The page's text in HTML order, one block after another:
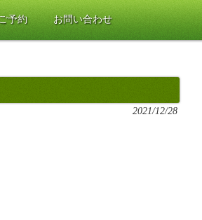
予約 お問い合わせ
2021/12/28